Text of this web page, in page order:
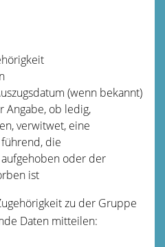
(wenn bekannt)
Angabe, ob ledig,
verwitwet, eine
die
oder der
ist
zu der Gruppe
Daten mitteilen: